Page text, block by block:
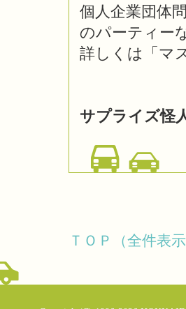
個人企業団体
のパーティー
詳しくは「マ
サプライズ怪
ＴＯＰ（全件表